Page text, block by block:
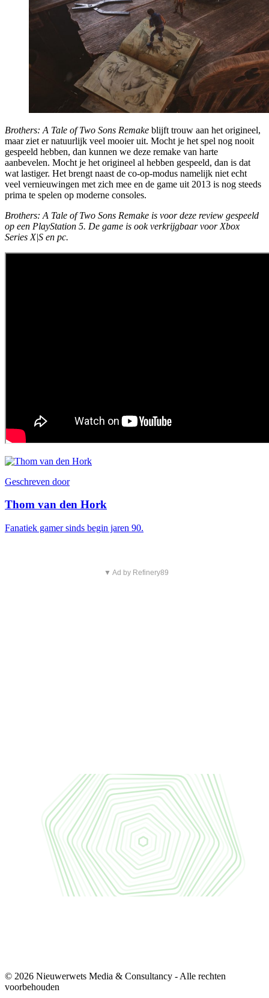
Brothers: A Tale of Two Sons Remake blijft trouw aan het origineel,
maar ziet er natuurlijk veel mooier uit. Mocht je het spel nog nooit
gespeeld hebben, dan kunnen we deze remake van harte
aanbevelen. Mocht je het origineel al hebben gespeeld, dan is dat
wat lastiger. Het brengt naast de co-op-modus namelijk niet echt
veel vernieuwingen met zich mee en de game uit 2013 is nog steeds
prima te spelen op moderne consoles.
Brothers: A Tale of Two Sons Remake is voor deze review gespeeld
op een PlayStation 5. De game is ook verkrijgbaar voor Xbox
Series X|S en pc.
Geschreven door
Thom van den Hork
Fanatiek gamer sinds begin jaren 90.
▼ Ad by Refinery89
© 2026 Nieuwerwets Media & Consultancy - Alle rechten
voorbehouden